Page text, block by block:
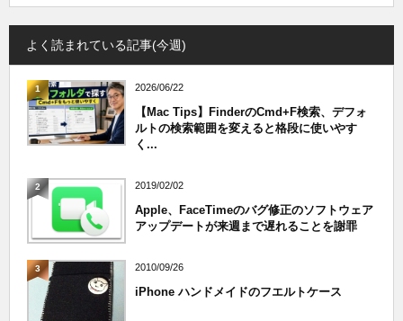
よく読まれている記事(今週)
1 2026/06/22
【Mac Tips】FinderのCmd+F検索、デフォ
ルトの検索範囲を変えると格段に使いやす
く...
2 2019/02/02
Apple、FaceTimeのバグ修正のソフトウェア
アップデートが来週まで遅れることを謝罪
3 2010/09/26
iPhone ハンドメイドのフエルトケース